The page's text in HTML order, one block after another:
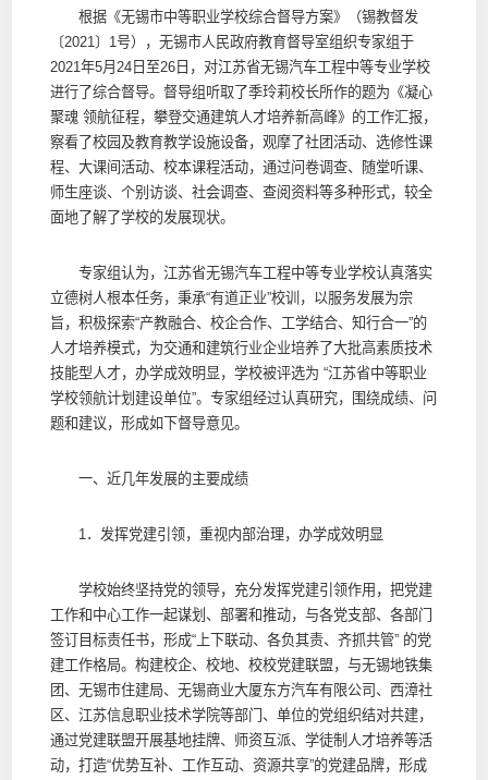
根据《无锡市中等职业学校综合督导方案》（锡教督发
〔2021〕1号），无锡市人民政府教育督导室组织专家组于
2021年5月24日至26日，对江苏省无锡汽车工程中等专业学校
进行了综合督导。督导组听取了季玲莉校长所作的题为《凝心
聚魂 领航征程，攀登交通建筑人才培养新高峰》的工作汇报，
察看了校园及教育教学设施设备，观摩了社团活动、选修性课
程、大课间活动、校本课程活动，通过问卷调查、随堂听课、
师生座谈、个别访谈、社会调查、查阅资料等多种形式，较全
面地了解了学校的发展现状。
专家组认为，江苏省无锡汽车工程中等专业学校认真落实
立德树人根本任务，秉承“有道正业”校训，以服务发展为宗
旨，积极探索“产教融合、校企合作、工学结合、知行合一”的
人才培养模式，为交通和建筑行业企业培养了大批高素质技术
技能型人才，办学成效明显，学校被评选为 “江苏省中等职业
学校领航计划建设单位”。专家组经过认真研究，围绕成绩、问
题和建议，形成如下督导意见。
一、近几年发展的主要成绩
1．发挥党建引领，重视内部治理，办学成效明显
学校始终坚持党的领导，充分发挥党建引领作用，把党建
工作和中心工作一起谋划、部署和推动，与各党支部、各部门
签订目标责任书，形成“上下联动、各负其责、齐抓共管” 的党
建工作格局。构建校企、校地、校校党建联盟，与无锡地铁集
团、无锡市住建局、无锡商业大厦东方汽车有限公司、西漳社
区、江苏信息职业技术学院等部门、单位的党组织结对共建，
通过党建联盟开展基地挂牌、师资互派、学徒制人才培养等活
动，打造“优势互补、工作互动、资源共享”的党建品牌，形成